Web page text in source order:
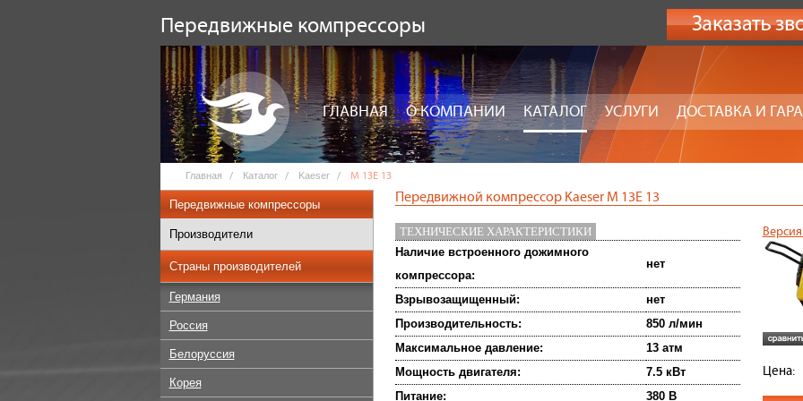
Передвижные компрессоры
ГЛАВНАЯ О КОМПАНИИ КАТАЛОГ УСЛУГИ ДОСТАВКА И
Главная Каталог Kaeser M 13E 13
Передвижные компрессоры
Производители
Страны производителей
Германия
Россия
Белоруссия
Корея
Передвижной компрессор Kaeser M 13E 13
ТЕХНИЧЕСКИЕ ХАРАКТЕРИСТИКИ
Наличие встроенного дожимного
компрессора:
нет
Взрывозащищенный:
нет
Производительность:
850 л/мин
Максимальное давление:
13 атм
Мощность двигателя:
7.5 кВт
Питание:
380 В
Цена: